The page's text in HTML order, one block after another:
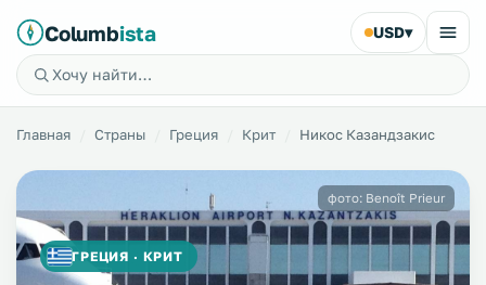
Columbista USD▾
Главная Страны Греция Крит Никос Казандзакис
ГРЕЦИЯ · КРИТ
фото: Benoît Prieur